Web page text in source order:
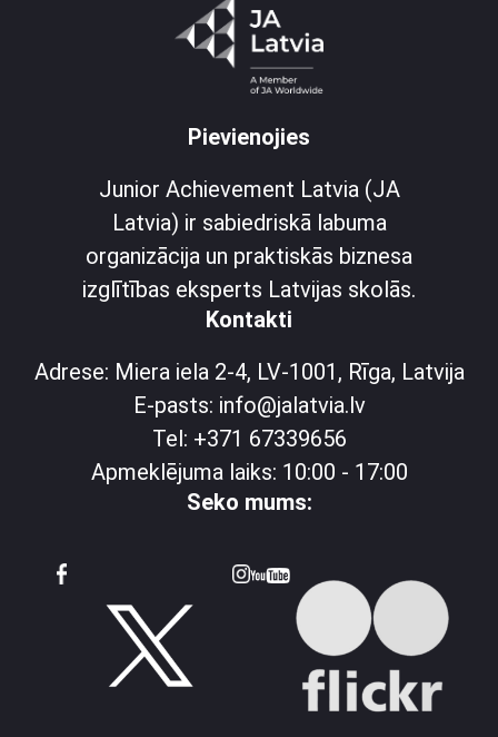
Pievienojies
Junior Achievement Latvia (JA
Latvia) ir sabiedriskā labuma
organizācija un praktiskās biznesa
izglītības eksperts Latvijas skolās.
Kontakti
Adrese: Miera iela 2-4, LV-1001, Rīga, Latvija
E-pasts: info@jalatvia.lv
Tel: +371 67339656
Apmeklējuma laiks: 10:00 - 17:00
Seko mums: